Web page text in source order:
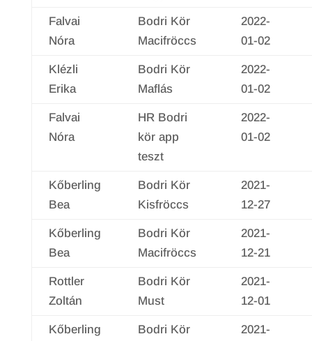
Falvai
Nóra
Bodri Kör
Macifröccs
2022-
01-02
Klézli
Erika
Bodri Kör
Maflás
2022-
01-02
Falvai
Nóra
HR Bodri
kör app
teszt
2022-
01-02
Kőberling
Bea
Bodri Kör
Kisfröccs
2021-
12-27
Kőberling
Bea
Bodri Kör
Macifröccs
2021-
12-21
Rottler
Zoltán
Bodri Kör
Must
2021-
12-01
Kőberling
Bodri Kör
2021-